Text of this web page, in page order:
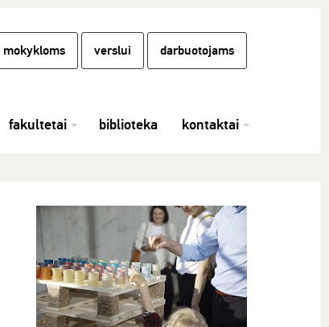
mokykloms verslui darbuotojams
fakultetai biblioteka kontaktai